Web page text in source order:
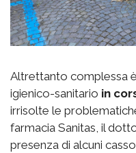
Altrettanto complessa
igienico-sanitario in
irrisolte le
farmacia Sanitas, il
presenza di alcuni